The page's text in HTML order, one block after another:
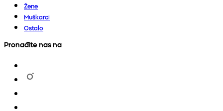
Žene
Muškarci
Ostalo
Pronađite nas na